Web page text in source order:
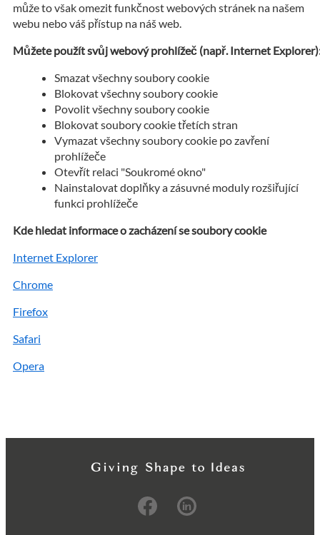
může to však omezit funkčnost webových stránek na našem
webu nebo váš přístup na náš web.
Můžete použít svůj webový prohlížeč (např. Internet
Smazat všechny soubory cookie
Blokovat všechny soubory cookie
Povolit všechny soubory cookie
Blokovat soubory cookie třetích stran
Vymazat všechny soubory cookie po zavření
prohlížeče
Otevřít relaci "Soukromé okno"
Nainstalovat doplňky a zásuvné moduly rozšiřující
funkci prohlížeče
Kde hledat informace o zacházení se soubory cookie
Internet Explorer
Chrome
Firefox
Safari
Opera